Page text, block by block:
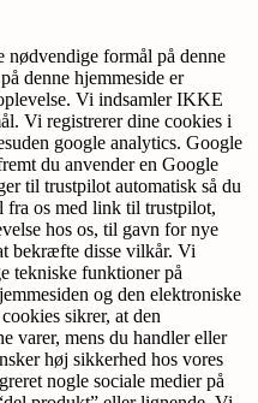
formål på denne
denne hjemmeside er
Vi indsamler IKKE
Vi registrerer dine cookies i
google analytics. Google
du anvender en Google
til trustpilot automatisk så du
fra os med link til trustpilot,
hos os, til gavn for nye
bekræfte disse vilkår. Vi
tekniske funktioner på
og den elektroniske
sikrer, at den
varer, mens du handler eller
høj sikkerhed hos vores
nogle sociale medier på